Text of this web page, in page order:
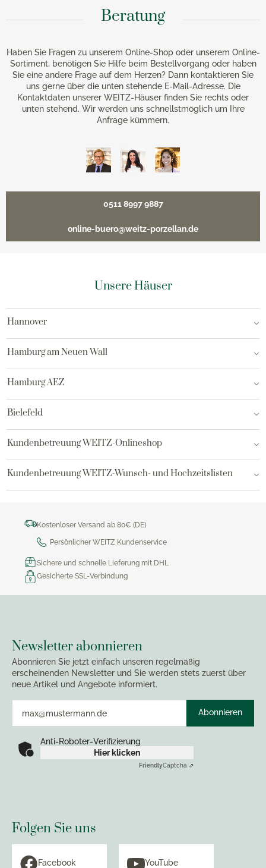
Beratung
Haben Sie Fragen zu unserem Online-Shop oder unserem Online-
Sortiment, benötigen Sie Hilfe beim Bestellvorgang oder haben
Sie eine andere Frage auf dem Herzen? Dann kontaktieren Sie
uns gerne über die unten stehende E-Mail-Adresse. Die
Kontaktdaten unserer WEITZ-Häuser finden Sie rechts oder
unten stehend. Wir werden uns schnellstmöglich um Ihre
Anfrage kümmern.
0511 8997 9887
online-buero@weitz-porzellan.de
Unsere Häuser
Hannover
Hamburg am Neuen Wall
Hamburg AEZ
Bielefeld
Kundenbetreuung WEITZ-Onlineshop
Kundenbetreuung WEITZ-Wunsch- und Hochzeitslisten
Kostenloser Versand ab 80€ (DE)
Persönlicher WEITZ Kundenservice
Sichere und schnelle Lieferung mit DHL
Gesicherte SSL-Verbindung
Newsletter abonnieren
Abonnieren Sie jetzt einfach unseren regelmäßig
erscheinenden Newsletter und Sie werden stets zuerst über
neue Artikel und Angebote informiert.
Abonnieren
Anti-Roboter-Verifizierung
Hier klicken
FriendlyCaptcha ⇗
Folgen Sie uns
Facebook YouTube